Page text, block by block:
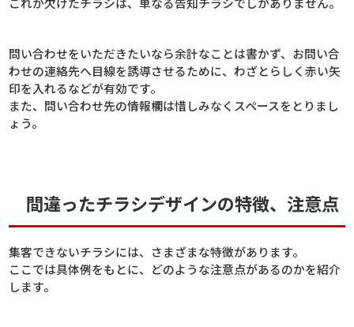
問い合わせをいただきたいなら余計なことは書かず、お問い合
わせの連絡先へ目線を誘導させるために、わざとらしく赤い矢
印を入れるなどが有効です。
また、問い合わせ先の情報欄は惜しみなくスペースをとりまし
ょう。
間違ったチラシデザインの特徴、注意点
集客できないチラシには、さまざまな特徴があります。
ここでは具体例をもとに、どのような注意点があるのかを紹介
します。